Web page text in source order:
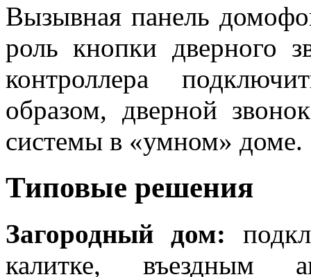
Вызывная панель
роль кнопки дверного
контроллера
образом, дверной
системы в «умном» доме.
Типовые решения
Загородный дом:
калитке, въездным